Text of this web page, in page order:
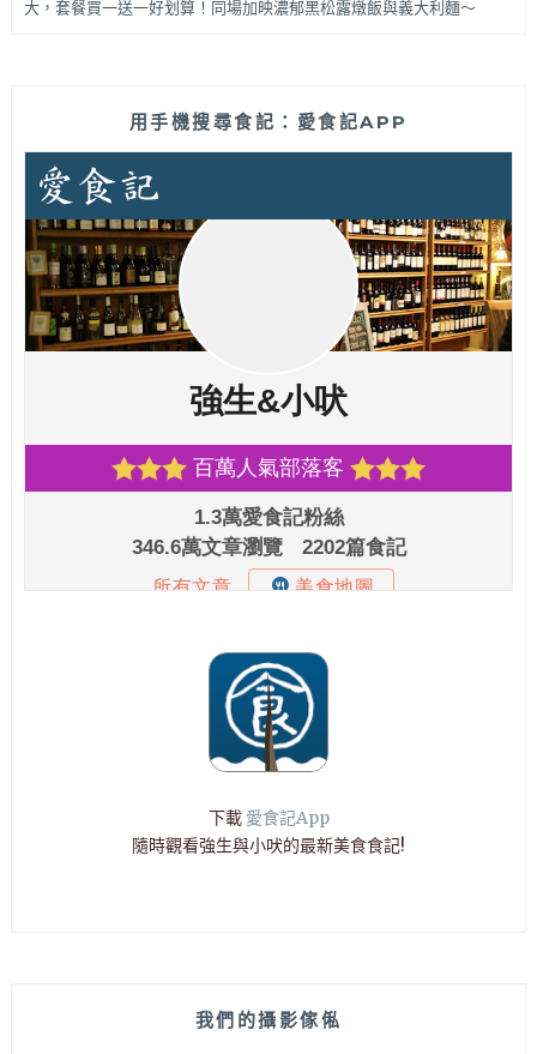
大，套餐買一送一好划算！同場加映濃郁黑松露燉飯與義大利麵～
用手機搜尋食記：愛食記APP
下載 愛食記App
隨時觀看強生與小吠的最新美食食記!
我們的攝影傢俬